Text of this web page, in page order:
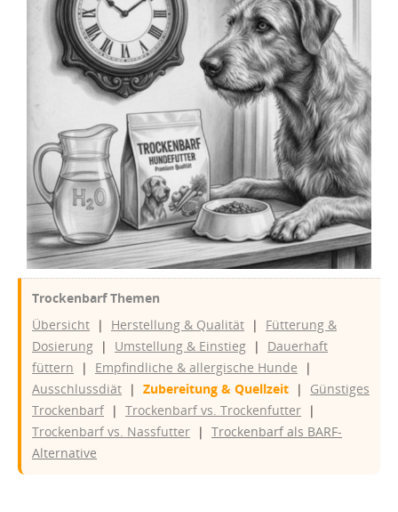
Trockenbarf Themen
Übersicht | Herstellung & Qualität | Fütterung &
Dosierung | Umstellung & Einstieg | Dauerhaft
füttern | Empfindliche & allergische Hunde |
Ausschlussdiät | Zubereitung & Quellzeit | Günstiges
Trockenbarf | Trockenbarf vs. Trockenfutter |
Trockenbarf vs. Nassfutter | Trockenbarf als BARF-
Alternative